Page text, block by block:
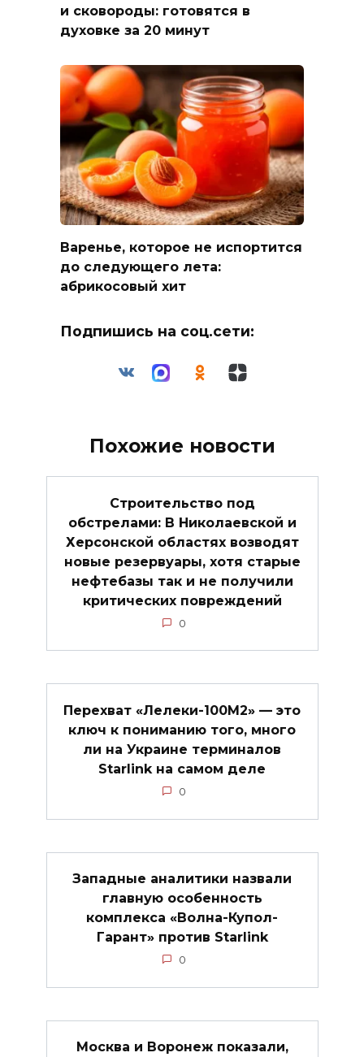
и сковороды: готовятся в
духовке за 20 минут
Варенье, которое не испортится
до следующего лета:
абрикосовый хит
Подпишись на соц.сети:
Похожие новости
Строительство под
обстрелами: В Николаевской и
Херсонской областях возводят
новые резервуары, хотя старые
нефтебазы так и не получили
критических повреждений
0
Перехват «Лелеки-100М2» — это
ключ к пониманию того, много
ли на Украине терминалов
Starlink на самом деле
0
Западные аналитики назвали
главную особенность
комплекса «Волна-Купол-
Гарант» против Starlink
0
Москва и Воронеж показали,